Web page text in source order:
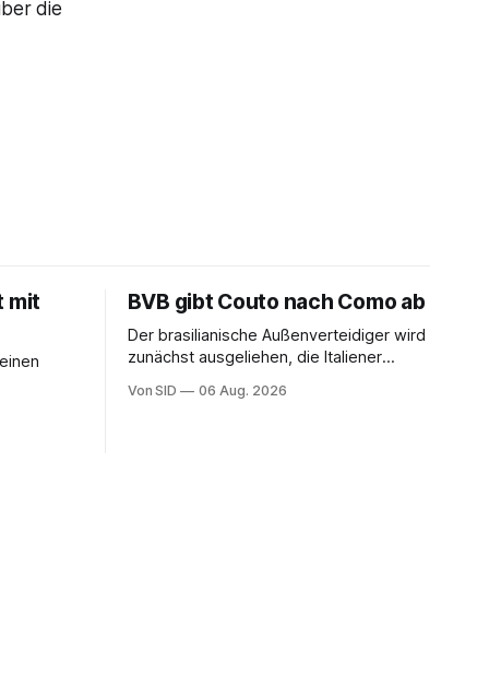
die
mit BVB gibt Couto nach Como ab
Der brasilianische Außenverteidiger wird
zunächst ausgeliehen, die Italiener
Von SID 06 Aug. 2026